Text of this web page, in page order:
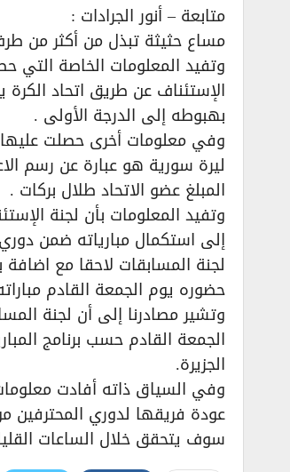
متابعة – أنور الجرادات :
مساع حثيثة تبذل من أكثر من
وتفيد المعلومات الخاصة التي
الإستئناف عن طريق اتحاد
بهبوطه إلى الدرجة الأولى .
ليرة سورية هو عبارة عن رسم
المبلغ عضو الاتحاد طلال بركات .
وتفيد المعلومات بأن لجنة
إلى استكمال مبارياته ضمن
لجنة المسابقات لاحقا مع
حضوره يوم الجمعة القادم
وتشير مصادرنا إلى أن لجنة
الجمعة القادم حسب برنامج
الجزيرة.
وفي السياق ذاته أفادت
عودة فريقها لدوري المحترفين
سوف يتحقق خلال الساعات